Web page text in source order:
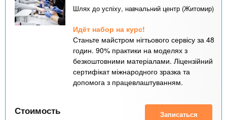
Шлях до успіху, навчальний центр (Житомир)
Идёт набор на курс!
Станьте майстром нігтьового сервісу за 48
годин. 90% практики на моделях з
безкоштовними матеріалами. Ліцензійний
сертифікат міжнародного зразка та
допомога з працевлаштуванням.
Стоимость Записаться